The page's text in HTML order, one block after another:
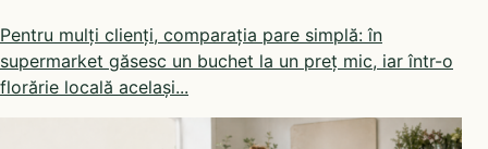
Pentru mulți clienți, comparația pare simplă: în
supermarket găsesc un buchet la un preț mic, iar într-o
florărie locală același...